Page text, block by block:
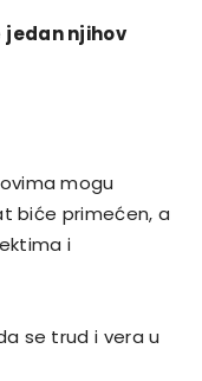
jedan njihov
mogu
biće primećen, a
i
se trud i vera u